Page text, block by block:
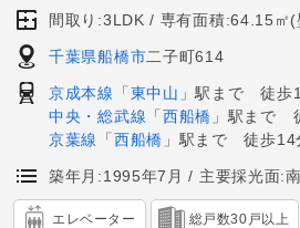
間取り:3LDK 専有面積:64.15㎡(
千葉県船橋市二子町614
京成本線 「 東中山 」駅まで 徒歩
中央・総武線 「 西船橋 」駅まで
京葉線
「 西船橋 」駅まで 徒歩14
築年月:1995年7月 主要採光面:
エレベーター 総戸数30戸以上